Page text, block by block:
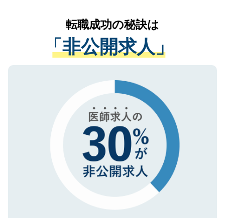
は、個人情報の取り扱いについての厳密な
管理基準を満たした事業者のみに付与され
る、プライバシーマークを取得済みです。
ご登録いただいた個人情報は、SSL（デー
で、機密保持に関してもご安心ください。
かがいして、現在の医療機関の状況や紹介
経験をまじえながら、適切なアドバイスを
させていただきます。すぐにご転職をされ
ない方には、長期的なサポートが可能です
ので、まずはご登録ください。
転職成功の秘訣は
「非公開求人」